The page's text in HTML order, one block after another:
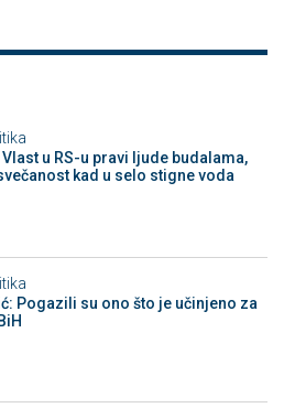
u RS-u pravi ljude budalama,
kad u selo stigne voda
Pogazili su ono što je učinjeno za